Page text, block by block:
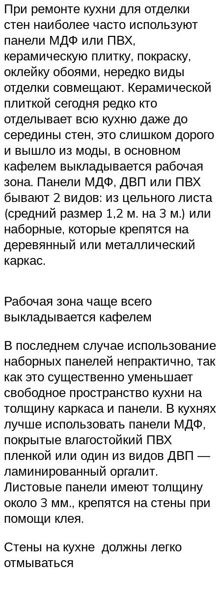
При ремонте кухни для отделки
стен наиболее часто используют
панели МДФ или ПВХ,
керамическую плитку, покраску,
оклейку обоями, нередко виды
отделки совмещают. Керамической
плиткой сегодня редко кто
отделывает всю кухню даже до
середины стен, это слишком дорого
и вышло из моды, в основном
кафелем выкладывается рабочая
зона. Панели МДФ, ДВП или ПВХ
бывают 2 видов: из цельного листа
(средний размер 1,2 м. на 3 м.) или
наборные, которые крепятся на
деревянный или металлический
каркас.
Рабочая зона чаще всего
выкладывается кафелем
В последнем случае использование
наборных панелей непрактично, так
как это существенно уменьшает
свободное пространство кухни на
толщину каркаса и панели. В кухнях
лучше использовать панели МДФ,
покрытые влагостойкий ПВХ
пленкой или один из видов ДВП —
ламинированный оргалит.
Листовые панели имеют толщину
около 3 мм., крепятся на стены при
помощи клея.
Стены на кухне должны легко
отмываться